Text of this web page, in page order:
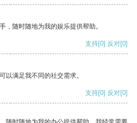
，随时随地为我的娱乐提供帮助。
支持[0] 反对[0]
以满足我不同的社交需求。
支持[0] 反对[0]